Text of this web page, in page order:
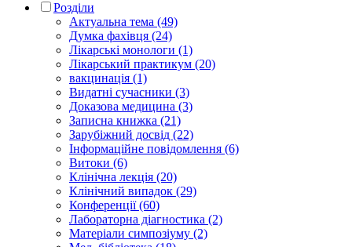
Розділи
Актуальна тема (49)
Думка фахівця (24)
Лікарські монологи (1)
Лікарський практикум (20)
вакцинація (1)
Видатні сучасники (3)
Доказова медицина (3)
Записна книжка (21)
Зарубіжний досвід (22)
Інформаційне повідомлення (6)
Витоки (6)
Клінічна лекція (20)
Клінічний випадок (29)
Конференції (60)
Лабораторна діагностика (2)
Матеріали симпозіуму (2)